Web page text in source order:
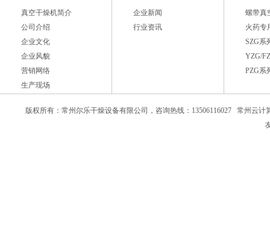
真空干燥机简介
公司介绍
企业文化
企业风貌
营销网络
生产现场
企业新闻
行业资讯
螺带真
火药
SZG系
YZG/
PZG系
版权所有：常州尔乐干燥设备有限公司，咨询热线：13506116027 常州云计